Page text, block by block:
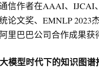
信作者在AAAI、IJCAI
论文奖、EMNLP 2023
里巴巴公司合作成果
模型时代下的知识图谱